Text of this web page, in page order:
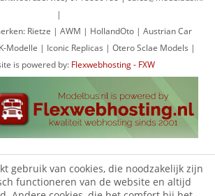
|
Rietze | AWM | HollandOto | Austrian Car
Modelle | Iconic Replicas | Otero Sclae Models |
is powered by: Flexwebhosting - FXW
gebruik van cookies, die noodzakelijk zijn
functioneren van de website en altijd